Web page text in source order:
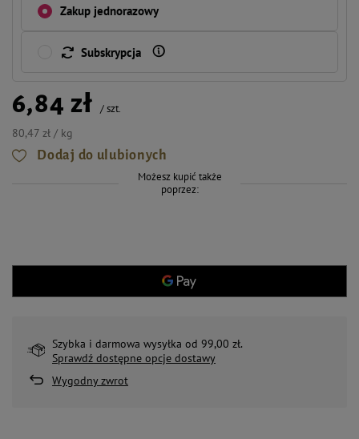
Zakup jednorazowy
Subskrypcja
6,84 zł /szt.
80,47 zł / kg
Dodaj do ulubionych
Możesz kupić także
poprzez:
Szybka i darmowa wysyłka od 99,00 zł.
Sprawdź dostępne opcje dostawy
Wygodny zwrot